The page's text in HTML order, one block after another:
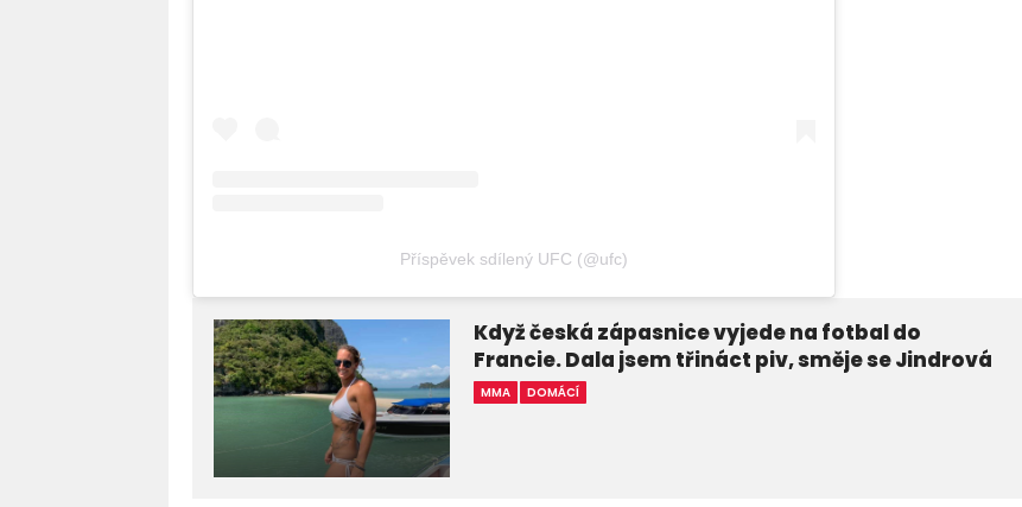
Příspěvek sdílený UFC (@ufc)
Když česká zápasnice vyjede na fotbal do
Francie. Dala jsem třináct piv, směje se Jindrová
MMA DOMÁCÍ